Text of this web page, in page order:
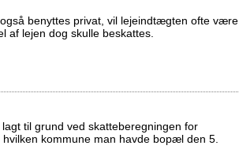
benyttes privat, vil lejeindtægten ofte være
af lejen dog skulle beskattes.
lagt til grund ved skatteberegningen for
kommune man havde bopæl den 5.